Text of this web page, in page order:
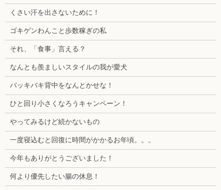
くさい汗を出さないために！
ゴキゲンわんこと歩数稼ぎの私
それ、「食事」言える？
なんとも羨ましいスタイルの我が愛犬
バッキバキ背中をなんとかせな！
ひと回り小さくなろうキャンペーン！
やってみるけど続かないもの
一度寝込むと回復に時間がかかるお年頃。。。
今年もありがとうございました！
何より優先したい腸の休息！